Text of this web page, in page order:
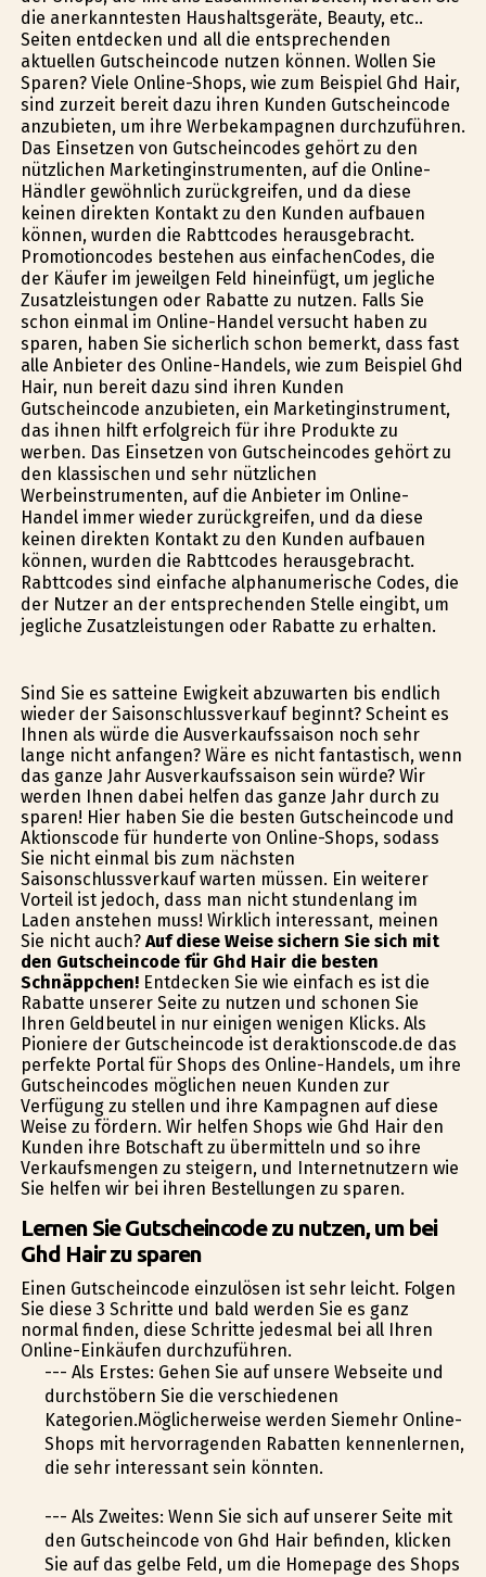
die anerkanntesten Haushaltsgeräte, Beauty, etc..
Seiten entdecken und all die entsprechenden
aktuellen Gutscheincode nutzen können. Wollen Sie
Sparen? Viele Online-Shops, wie zum Beispiel Ghd Hair,
sind zurzeit bereit dazu ihren Kunden Gutscheincode
anzubieten, um ihre Werbekampagnen durchzuführen.
Das Einsetzen von Gutscheincodes gehört zu den
nützlichen Marketinginstrumenten, auf die Online-
Händler gewöhnlich zurückgreifen, und da diese
keinen direkten Kontakt zu den Kunden aufbauen
können, wurden die Rabttcodes herausgebracht.
Promotioncodes bestehen aus einfachenCodes, die
der Käufer im jeweilgen Feld hineinfügt, um jegliche
Zusatzleistungen oder Rabatte zu nutzen. Falls Sie
schon einmal im Online-Handel versucht haben zu
sparen, haben Sie sicherlich schon bemerkt, dass fast
alle Anbieter des Online-Handels, wie zum Beispiel Ghd
Hair, nun bereit dazu sind ihren Kunden
Gutscheincode anzubieten, ein Marketinginstrument,
das ihnen hilft erfolgreich für ihre Produkte zu
werben. Das Einsetzen von Gutscheincodes gehört zu
den klassischen und sehr nützlichen
Werbeinstrumenten, auf die Anbieter im Online-
Handel immer wieder zurückgreifen, und da diese
keinen direkten Kontakt zu den Kunden aufbauen
können, wurden die Rabttcodes herausgebracht.
Rabttcodes sind einfache alphanumerische Codes, die
der Nutzer an der entsprechenden Stelle eingibt, um
jegliche Zusatzleistungen oder Rabatte zu erhalten.
Sind Sie es satteine Ewigkeit abzuwarten bis endlich
wieder der Saisonschlussverkauf beginnt? Scheint es
Ihnen als würde die Ausverkaufssaison noch sehr
lange nicht anfangen? Wäre es nicht fantastisch, wenn
das ganze Jahr Ausverkaufssaison sein würde? Wir
werden Ihnen dabei helfen das ganze Jahr durch zu
sparen! Hier haben Sie die besten Gutscheincode und
Aktionscode für hunderte von Online-Shops, sodass
Sie nicht einmal bis zum nächsten
Saisonschlussverkauf warten müssen. Ein weiterer
Vorteil ist jedoch, dass man nicht stundenlang im
Laden anstehen muss! Wirklich interessant, meinen
Sie nicht auch? Auf diese Weise sichern Sie sich mit
den Gutscheincode für Ghd Hair die besten
Schnäppchen!Entdecken Sie wie einfach es ist die
Rabatte unserer Seite zu nutzen und schonen Sie
Ihren Geldbeutel in nur einigen wenigen Klicks. Als
Pioniere der Gutscheincode ist deraktionscode.de das
perfekte Portal für Shops des Online-Handels, um ihre
Gutscheincodes möglichen neuen Kunden zur
Verfügung zu stellen und ihre Kampagnen auf diese
Weise zu fördern. Wir helfen Shops wie Ghd Hair den
Kunden ihre Botschaft zu übermitteln und so ihre
Verkaufsmengen zu steigern, und Internetnutzern wie
Sie helfen wir bei ihren Bestellungen zu sparen.
Lernen Sie Gutscheincode zu nutzen, um bei
Ghd Hair zu sparen
Einen Gutscheincode einzulösen ist sehr leicht. Folgen
Sie diese 3 Schritte und bald werden Sie es ganz
normal finden, diese Schritte jedesmal bei all Ihren
Online-Einkäufen durchzuführen.
--- Als Erstes: Gehen Sie auf unsere Webseite und
durchstöbern Sie die verschiedenen
Kategorien.Möglicherweise werden Siemehr Online-
Shops mit hervorragenden Rabatten kennenlernen,
die sehr interessant sein könnten.
--- Als Zweites: Wenn Sie sich auf unserer Seite mit
den Gutscheincode von Ghd Hair befinden, klicken
Sie auf das gelbe Feld, um die Homepage des Shops